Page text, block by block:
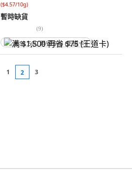
($4.57/10g)
暫時缺貨
(9)
满 $1,500 再省 $75 (王道卡)
1 2 3